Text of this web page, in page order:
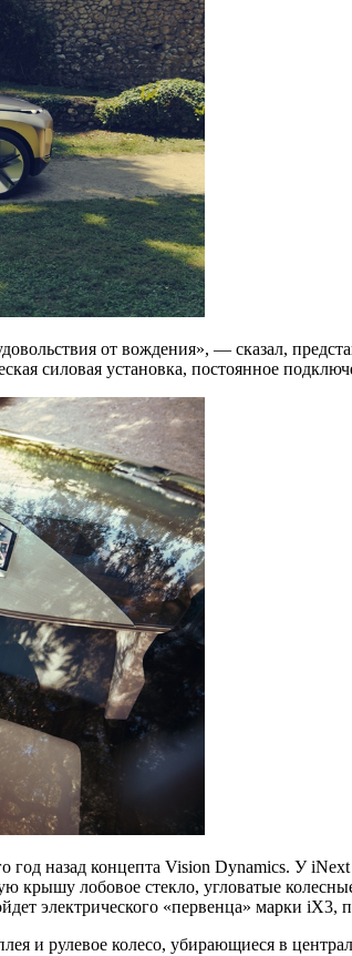
от вождения», — сказал,
силовая установка, постоянное
год назад концепта Vision Dynamics. У
крышу лобовое стекло, угловатые
электрического «первенца» марки iX3,
и рулевое колесо, убирающиеся в